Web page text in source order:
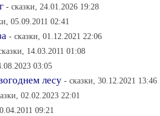
- сказки, 24.01.2026 19:28
05.09.2011 02:41
- сказки, 01.12.2021 22:06
14.03.2011 01:08
03:05
лесу - сказки, 30.12.2021 13:46
02.02.2023 22:01
09:21